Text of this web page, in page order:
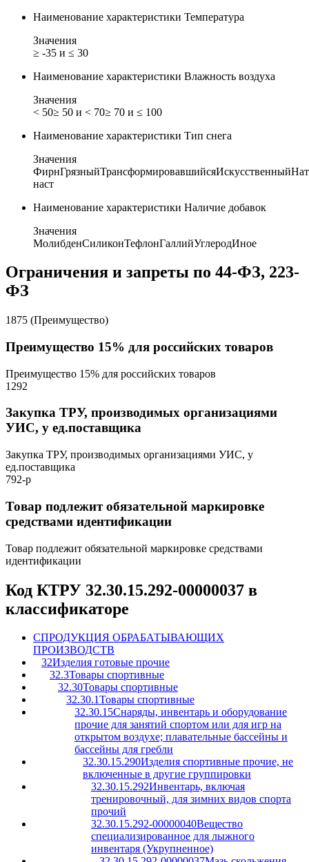
Наименование характеристики Температура
Значения
≥ -35 и ≤ 30
Наименование характеристики Влажность воздуха
Значения
< 50≥ 50 и < 70≥ 70 и ≤ 100
Наименование характеристики Тип снега
Значения
ФирнГрязныйТрансформировавшийсяИскусственный
наст
Наименование характеристики Наличие добавок
Значения
МолибденСиликонТефлонГаллийУглеродИное
Ограничения и запреты по 44-ФЗ, 223-
ФЗ
1875 (Преимущество)
Преимущество 15% для российских товаров
Преимущество 15% для российских товаров
1292
Закупка ТРУ, производимых организациями
УИС, у ед.поставщика
Закупка ТРУ, производимых организациями УИС, у
ед.поставщика
792-р
Товар подлежит обязательной маркировке
средствами идентификации
Товар подлежит обязательной маркировке средствами
идентификации
Код КТРУ 32.30.15.292-00000037 в
классификаторе
CПРОДУКЦИЯ ОБРАБАТЫВАЮЩИХ
ПРОИЗВОДСТВ
32Изделия готовые прочие
32.3Товары спортивные
32.30Товары спортивные
32.30.1Товары спортивные
32.30.15Снаряды, инвентарь и оборудование
прочие для занятий спортом или для игр на
открытом воздухе; плавательные бассейны и
бассейны для гребли
32.30.15.290Изделия спортивные прочие, не
включенные в другие группировки
32.30.15.292Инвентарь, включая
тренировочный, для зимних видов спорта
прочий
32.30.15.292-00000040Вещество
специализированное для лыжного
инвентаря (Укрупненное)